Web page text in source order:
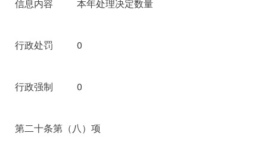
信息内容 本年处理决定数量
行政处罚 0
行政强制 0
第二十条第（八）项